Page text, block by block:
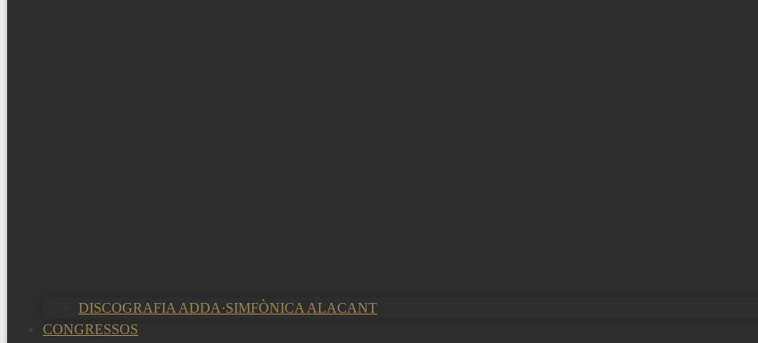
DISCOGRAFIA ADDA·SIMFÒNICA ALACANT
CONGRESSOS